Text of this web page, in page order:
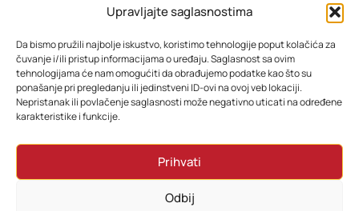
Upravljajte saglasnostima
Da bismo pružili najbolje iskustvo, koristimo tehnologije poput kolačića za
čuvanje i/ili pristup informacijama o uređaju. Saglasnost sa ovim
tehnologijama će nam omogućiti da obrađujemo podatke kao što su
ponašanje pri pregledanju ili jedinstveni ID-ovi na ovoj veb lokaciji.
Nepristanak ili povlačenje saglasnosti može negativno uticati na određene
karakteristike i funkcije.
Prihvati
Odbij